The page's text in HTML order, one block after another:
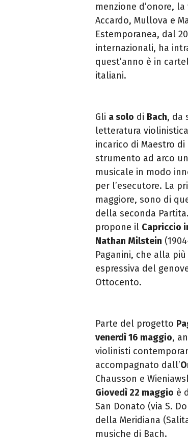
menzione d’onore,
Accardo, Mullova e
Estemporanea, dal
internazionali, ha
quest’anno è in
italiani.
Gli a solo di Bach, da
letteratura
incarico di Maestro
strumento ad arco
musicale in modo
per l’esecutore. La
maggiore, sono di
della seconda
propone il Capriccio
Nathan Milstein
Paganini, che alla
espressiva del
Ottocento.
Parte del progetto
venerdì 16 maggio,
violinisti
accompagnato dall’
Chausson e
Giovedì 22 maggio è
San Donato (via S.
della Meridiana (
musiche di Bach.